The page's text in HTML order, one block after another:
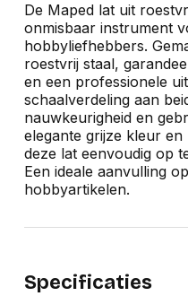
De Maped lat uit
onmisbaar instrument
hobbyliefhebbers.
roestvrij staal,
en een professionele
schaalverdeling aan
nauwkeurigheid en
elegante grijze kleur en
deze lat eenvoudig op
Een ideale aanvulling
hobbyartikelen.
Specificaties